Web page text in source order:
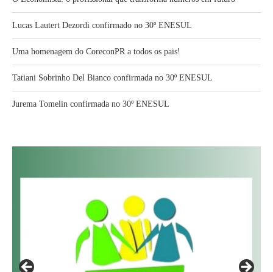
Lucas Lautert Dezordi confirmado no 30º ENESUL
Uma homenagem do CoreconPR a todos os pais!
Tatiani Sobrinho Del Bianco confirmada no 30º ENESUL
Jurema Tomelin confirmada no 30º ENESUL